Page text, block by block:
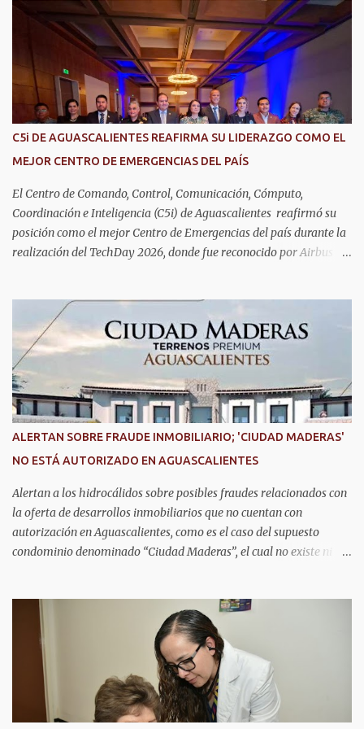
s
C5i DE AGUASCALIENTES REAFIRMA SU LIDERAZGO COMO EL
MEJOR CENTRO DE EMERGENCIAS DEL PAÍS
El Centro de Comando, Control, Comunicación, Cómputo,
Coordinación e Inteligencia (C5i) de Aguascalientes reafirmó su
posición como el mejor Centro de Emergencias del país durante la
realización del TechDay 2026, donde fue reconocido por Airbus
seguridad pública y la atención de emergencias. Este encuentro
reunió a autoridades, especialistas nacionales e internacionales y
representantes de instituciones de seguridad para intercambiar
conocimientos y conocer las tendencias más avanzadas en la
materia. La titular del C5i, Michelle Olmos Álvarez, señaló que este
reconocimiento es resultado de la capacidad operativa, la
infraestructura tecnológica de vanguardia y los modelos
innovadores de coordinación institucional que distinguen al C5i de
Aguascalientes, posicionándose como un referente nacional en
materia de atención de emergencias. "Bajo el liderazgo de la
goberna...
ALERTAN SOBRE FRAUDE INMOBILIARIO; 'CIUDAD MADERAS'
NO ESTÁ AUTORIZADO EN AGUASCALIENTES
Alertan a los hidrocálidos sobre posibles fraudes relacionados con
la oferta de desarrollos inmobiliarios que no cuentan con
autorización en Aguascalientes, como es el caso del supuesto
condominio denominado “Ciudad Maderas”, el cual no existe ni
Municipal. Explicó que dicho desarrollo corresponde a otro
estado, específicamente Jalisco, por lo que la promoción de
“terrenos en Aguascalientes” bajo ese nombre distorsiona la
información y puede inducir a error a las personas interesadas en
adquirir un inmueble. "Hay unos anuncios que anuncian
desarrollos que como Ciudad Maderas, ese desarrollo no está